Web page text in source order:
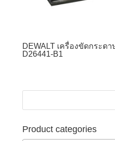
DEWALT เครื่องขัดกระด
D26441-B1
Product categories